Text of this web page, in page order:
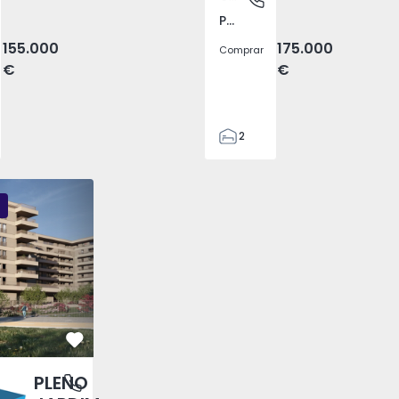
155.000
€
Pego, Abrantes
Comprar
175.000
€
2
- 3
Porto
Favorito
PLENO